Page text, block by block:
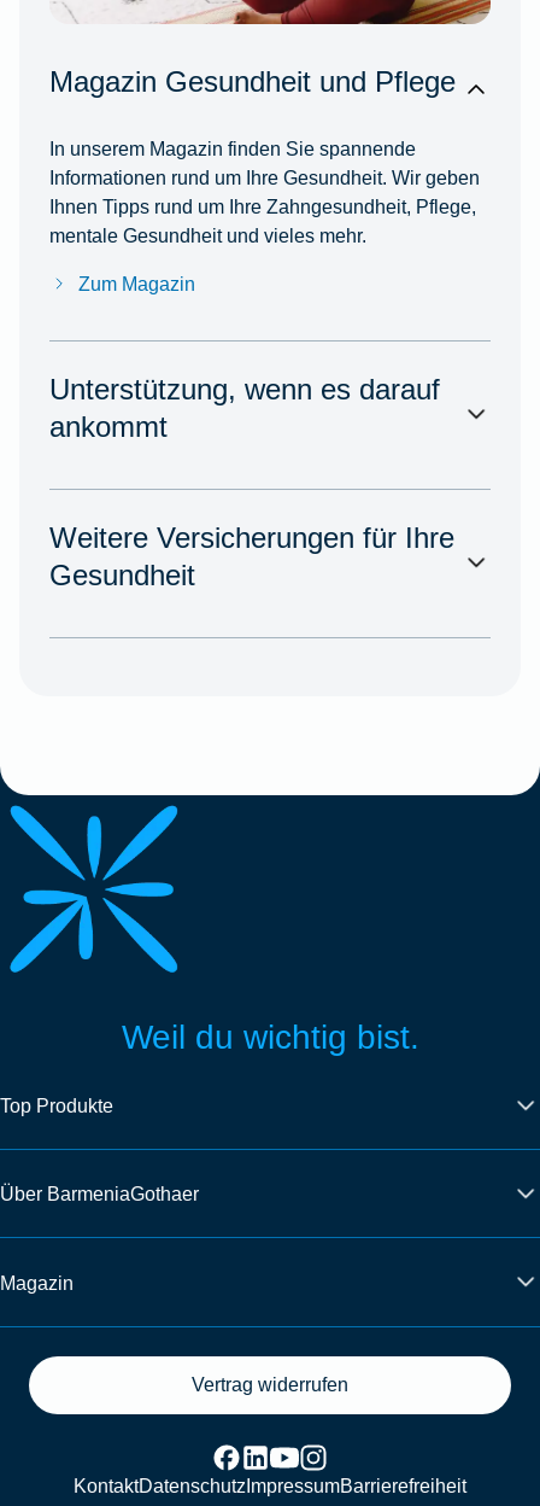
Magazin Gesundheit und Pflege
In unserem Magazin finden Sie spannende
Informationen rund um Ihre Gesundheit. Wir geben
Ihnen Tipps rund um Ihre Zahngesundheit, Pflege,
mentale Gesundheit und vieles mehr.
Zum Magazin
Unterstützung, wenn es darauf
ankommt
Weitere Versicherungen für Ihre
Gesundheit
Weil du wichtig bist.
Top Produkte
Über BarmeniaGothaer
Magazin
Vertrag widerrufen
KontaktDatenschutz ImpressumBarrierefreiheit